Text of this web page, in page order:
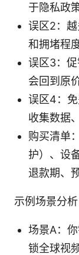
于隐私政
误区2：
和拥堵程
误区3：
会回到原
误区4：
收集数据
购买清单
护）、设
退款期、
示例场景分析
场景A：
锁全球视